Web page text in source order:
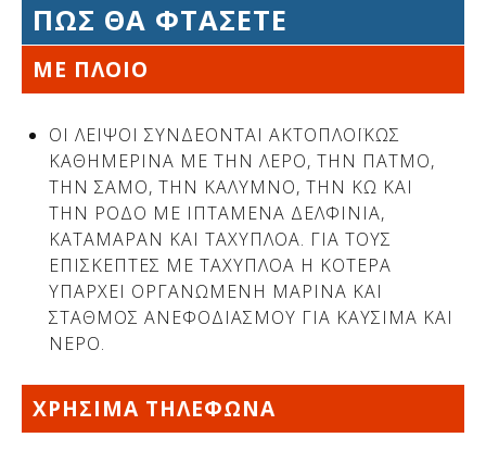
Δείτε μας:
Δείτε μας:
ΠΩΣ ΘΑ ΦΤΑΣΕΤΕ
ΜΕ ΠΛΟΙΟ
ΟΙ ΛΕΙΨΟΙ ΣΥΝΔΕΟΝΤΑΙ ΑΚΤΟΠΛΟΪΚΩΣ
ΚΑΘΗΜΕΡΙΝΑ ΜΕ ΤΗΝ ΛΕΡΟ, ΤΗΝ ΠΑΤΜΟ,
ΤΗΝ ΣΑΜΟ, ΤΗΝ ΚΑΛΥΜΝΟ, ΤΗΝ ΚΩ ΚΑΙ
ΤΗΝ ΡΟΔΟ ΜΕ ΙΠΤΑΜΕΝΑ ΔΕΛΦΙΝΙΑ,
ΚΑΤΑΜΑΡΑΝ ΚΑΙ ΤΑΧΥΠΛΟΑ. ΓΙΑ ΤΟΥΣ
ΕΠΙΣΚΕΠΤΕΣ ΜΕ ΤΑΧΥΠΛΟΑ Η ΚΟΤΕΡΑ
ΥΠΑΡΧΕΙ ΟΡΓΑΝΩΜΕΝΗ ΜΑΡΙΝΑ ΚΑΙ
ΣΤΑΘΜΟΣ ΑΝΕΦΟΔΙΑΣΜΟΥ ΓΙΑ ΚΑΥΣΙΜΑ ΚΑΙ
ΝΕΡΟ.
ΧΡΗΣΙΜΑ ΤΗΛΕΦΩΝΑ